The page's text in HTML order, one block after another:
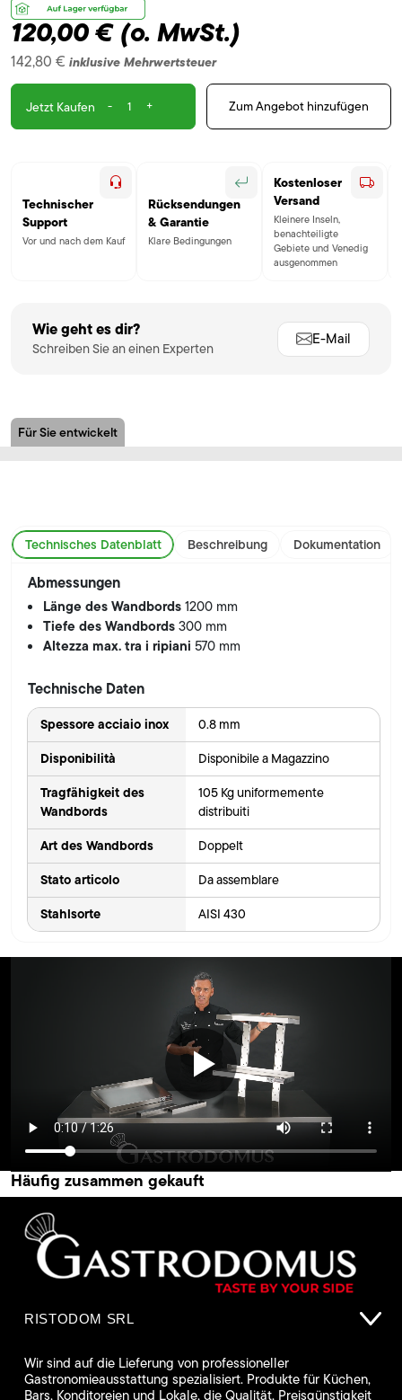
120,00 €(o. MwSt.)
142,80 € inklusive Mehrwertsteuer
Jetzt Kaufen - + Zum Angebot hinzufügen
Technischer
Support
Vor und nach dem Kauf
Rücksendungen
& Garantie
Klare Bedingungen
Kostenloser
Versand
Kleinere Inseln,
benachteiligte
Gebiete und Venedig
ausgenommen
Wie geht es dir?
Schreiben Sie an einen Experten
E-Mail
Für Sie entwickelt
Technisches Datenblatt Beschreibung Dokumentation
Abmessungen
Länge des Wandbords1200 mm
Tiefe des Wandbords300 mm
Altezza max. tra i ripiani570 mm
Technische Daten
Spessore acciaio inox 0.8 mm
Disponibilità Disponibile a Magazzino
Tragfähigkeit des
Wandbords
105 Kg uniformemente
distribuiti
Art des Wandbords Doppelt
Stato articolo Da assemblare
Stahlsorte AISI 430
Häufig zusammen gekauft
RISTODOM SRL
Wir sind auf die Lieferung von professioneller
Gastronomieausstattung spezialisiert. Produkte für Küchen,
Bars, Konditoreien und Lokale, die Qualität, Preisgünstigkeit